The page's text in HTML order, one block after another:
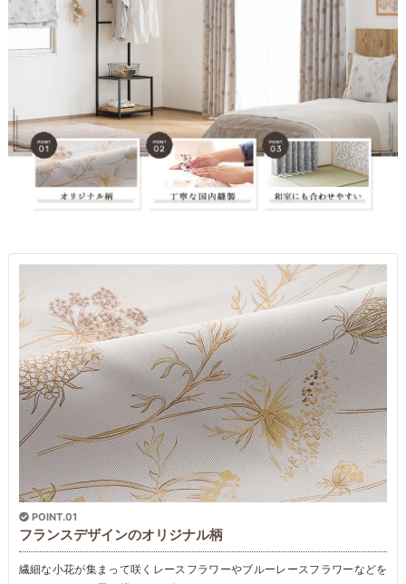
POINT.01
フランスデザインのオリジナル柄
繊細な小花が集まって咲くレースフラワーやブルーレースフラワーなどを